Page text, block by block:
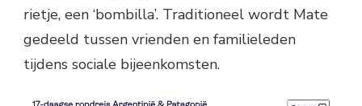
rietje, een ‘bombilla’. Traditioneel wordt Mate
gedeeld tussen vrienden en familieleden
tijdens sociale bijeenkomsten.